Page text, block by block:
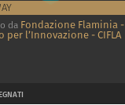
da Fondazione Flaminia -
per l’Innovazione - CIFLA